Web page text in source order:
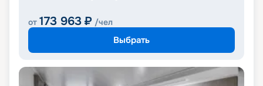
от 173 963 ₽ /чел
Выбрать